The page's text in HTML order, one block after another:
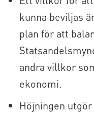
kunna beviljas
plan för att
andra villkor
ekonomi.
Höjningen